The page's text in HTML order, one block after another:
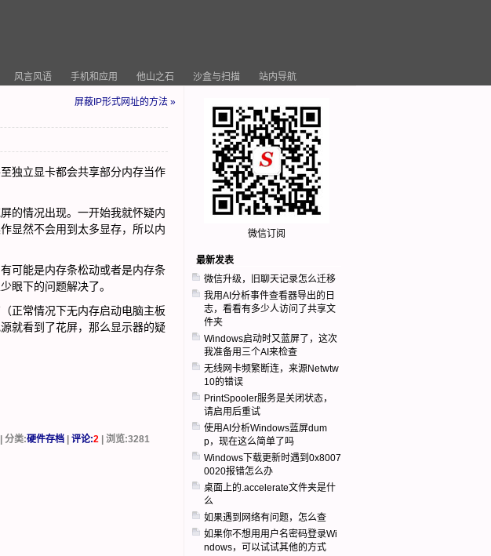
风言风语 手机和应用 他山之石 沙盒与扫描 站内导航
屏蔽IP形式网址的方法 »
独立显卡都会共享部分内存当作
的情况出现。一开始我就怀疑内
显然不会用到太多显存，所以内
可能是内存条松动或者是内存条
眼下的问题解决了。
正常情况下无内存启动电脑主板
就看到了花屏，那么显示器的疑
分类:硬件存档 |评论:2 | 浏览:3281
微信订阅
最新发表
微信升级，旧聊天记录怎么迁移
我用AI分析事件查看器导出的日
志，看看有多少人访问了共享文
件夹
Windows启动时又蓝屏了，这次
我准备用三个AI来检查
无线网卡频繁断连，来源Netwtw
10的错误
PrintSpooler服务是关闭状态，
请启用后重试
使用AI分析Windows蓝屏dum
p，现在这么简单了吗
Windows下载更新时遇到0x8007
0020报错怎么办
桌面上的.accelerate文件夹是什
么
如果遇到网络有问题，怎么查
如果你不想用用户名密码登录Wi
ndows，可以试试其他的方式